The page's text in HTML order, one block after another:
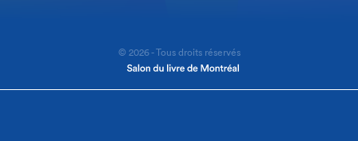
© 2026 - Tous droits réservés